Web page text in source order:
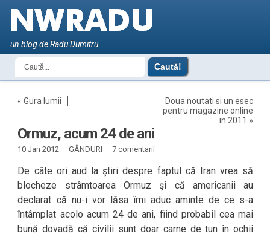
un blog de Radu Dumitru
«Gura lumii
Doua noutati si un esec
pentru magazine online
in 2011 »
Ormuz, acum 24 de ani
10 Jan 2012 · GÂNDURI · 7 comentarii
De câte ori aud la ştiri despre faptul că Iran vrea să
blocheze strâmtoarea Ormuz şi că americanii au
declarat că nu-i vor lăsa îmi aduc aminte de ce s-a
întâmplat acolo acum 24 de ani, fiind probabil cea mai
bună dovadă că civilii sunt doar carne de tun în ochii